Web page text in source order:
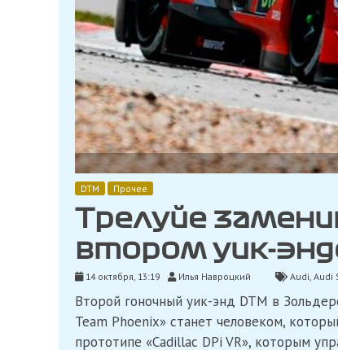
DTM Прочее
Трелуйе
втором уик-
14 октября, 13:19 Илья Навроцкий Audi, Audi
Второй гоночный уик-энд DTM в
Team Phoenix» станет человеком,
прототипе «Cadillac DPi VR», которым